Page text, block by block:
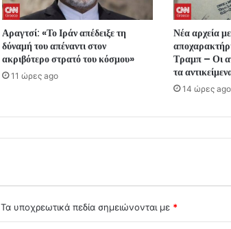
Αραγτσί: «Το Ιράν απέδειξε τη
δύναμή του απέναντι στον
ακριβότερο στρατό του κόσμου»
11 ώρες ago
Νέα αρχεία
Τραμπ – Οι
τα
14 ώρες ago
Τα υποχρεωτικά πεδία σημειώνονται με *